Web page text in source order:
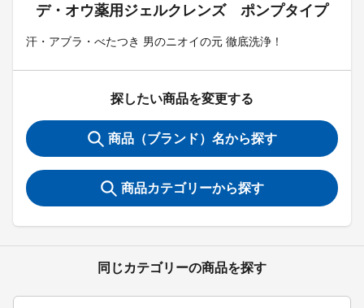
デ・オウ薬用ジェルクレンズ ポンプタイプ
汗・アブラ・べたつき 男のニオイの元 徹底洗浄！
探したい商品を変更する
商品（ブランド）名から探す
商品カテゴリーから探す
同じカテゴリーの商品を探す